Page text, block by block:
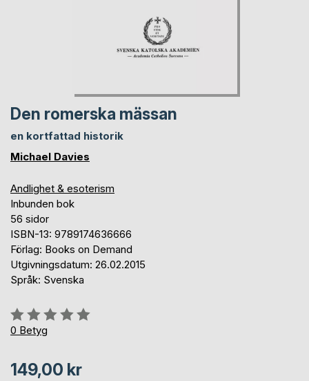
Den romerska mässan
en kortfattad historik
Michael Davies
Andlighet & esoterism
Inbunden bok
56 sidor
ISBN-13: 9789174636666
Förlag: Books on Demand
Utgivningsdatum: 26.02.2015
Språk: Svenska
Betyg::
0%
0 Betyg
149,00 kr